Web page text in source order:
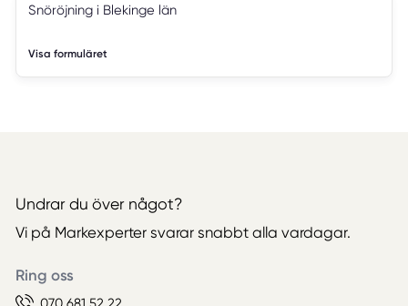
Snöröjning i Blekinge län
Visa formuläret
Undrar du över något?
Vi på Markexperter svarar snabbt alla vardagar.
Ring oss